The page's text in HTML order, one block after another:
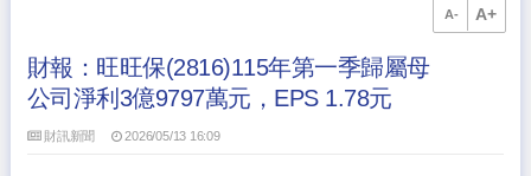
A- A+
財報：旺旺保(2816)115年第一季歸屬母
公司淨利3億9797萬元，EPS 1.78元
財訊新聞 2026/05/13 16:09